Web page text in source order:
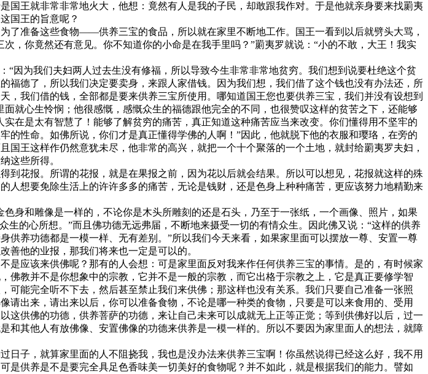
王就非常非常地火大，他想：竟然有人是我的子民，却敢跟我作对。于是他就亲身要来找罽夷
国王的旨意呢？
准备这些食物——供养三宝的食品，所以就在家里不断地工作。国王一看到以后就劈头大骂，
，你竟然还有意见。你不知道你的小命是在我手里吗？”罽夷罗就说：“小的不敢，大王！我实
为我们夫妇两人过去生没有修福，所以导致今生非常非常地贫穷。我们想到说要杜绝这个贫
德了，所以我们决定要卖身，来跟人家借钱。因为我们想，我们借了这个钱也没有办法还，所
我们借的钱，全部都是要来供养三宝所使用。哪知道国王您也要供养三宝，我们并没有设想到
就心生怜悯；他很感慨，感慨众生的福德跟他完全的不同，也很赞叹这样的贫苦之下，还能够
在是太有智慧了！能够了解贫穷的痛苦，真正知道这种痛苦应当来改变。你们懂得用不坚牢的
性命。如佛所说，你们才是真正懂得学佛的人啊！”因此，他就脱下他的衣服和璎珞，在旁的
王这样作仍然意犹未尽，他非常的高兴，就把一个十个聚落的一个土地，就封给罽夷罗夫妇，
这些所得。
花报。所谓的花报，就是在果报之前，因为花以后就会结果。所以可以想见，花报就这样的殊
想要免除生活上的许许多多的痛苦，无论是钱财，还是色身上种种痛苦，更应该努力地精勤来
和雕像是一样的，不论你是木头所雕刻的还是石头，乃至于一张纸，一个画像、照片，如果
的心所想。”而且佛功德无远弗届，不断地来摄受一切的有情众生。因此佛又说：“这样的供养
养功德都是一模一样、无有差别。”所以我们今天来看，如果家里面可以摆放一尊、安置一尊
善他的业报，那我们将来也一定是可以的。
应该来供佛呢？那有的人会想：可是家里面反对我来作任何供养三宝的事情。是的，有时候家
教并不是你想象中的宗教，它并不是一般的宗教，而它出格于宗教之上，它是真正要修学智
能完全听不下去，然后甚至禁止我们来供佛；那这样也没有关系。我们只要自己准备一张照
出来，请出来以后，你可以准备食物，不论是哪一种类的食物，只要是可以来食用的、受用
供佛的功德，供养菩萨的功德，来让自己未来可以成就无上正等正觉；等到供佛好以后，过一
其他人有放佛像、安置佛像的功德来供养是一模一样的。所以不要因为家里面人的想法，就障
子，就算家里面的人不阻挠我，我也是没办法来供养三宝啊！你虽然说得已经这么好，我不用
供养是不是要完全具足色香味美一切美好的食物呢？并不如此，就是根据我们的能力。譬如